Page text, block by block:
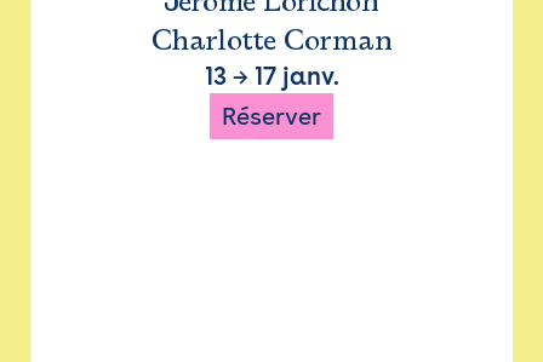
Charlotte Corman
13→ 17 janv.
Réserver